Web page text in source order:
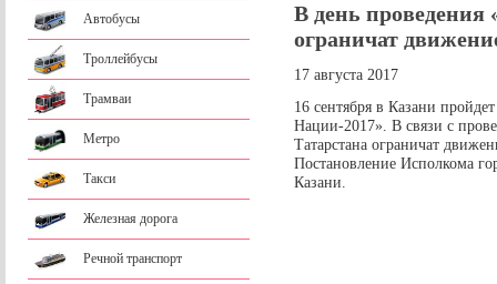
Автобусы
Троллейбусы
Трамваи
Метро
Такси
Железная дорога
Речной транспорт
В день проведения
ограничат
17 августа 2017
16 сентября в Казани
Нации-2017». В связи с
Татарстана ограничат
Постановление Исполкома
Казани.